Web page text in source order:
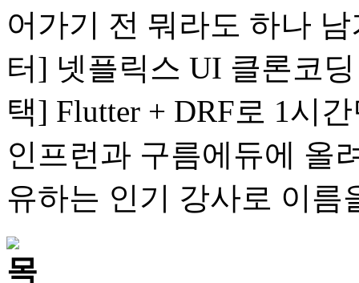
어가기 전 뭐라도 하나
터] 넷플릭스 UI 클론코
택] Flutter + DRF로 1시
인프런과 구름에듀에 올
유하는 인기 강사로 이름